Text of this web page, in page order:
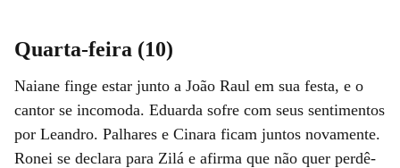
Quarta-feira (10)
Naiane finge estar junto a João Raul em sua festa, e o
cantor se incomoda. Eduarda sofre com seus sentimentos
por Leandro. Palhares e Cinara ficam juntos novamente.
Ronei se declara para Zilá e afirma que não quer perdê-